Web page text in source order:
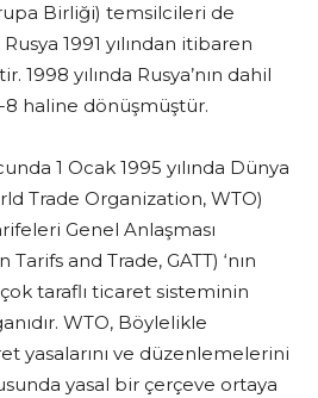
Birliği) temsilcileri de
1991 yılından itibaren
1998 yılında Rusya’nın dahil
haline dönüşmüştür.
1 Ocak 1995 yılında Dünya
Trade Organization, WTO)
Genel Anlaşması
and Trade, GATT) ‘nın
taraflı ticaret sisteminin
WTO, Böylelikle
yasalarını ve düzenlemelerini
yasal bir çerçeve ortaya